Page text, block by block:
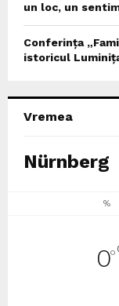
un loc, un
Conferința
istoricul
Vremea
Nürnberg
%
0°